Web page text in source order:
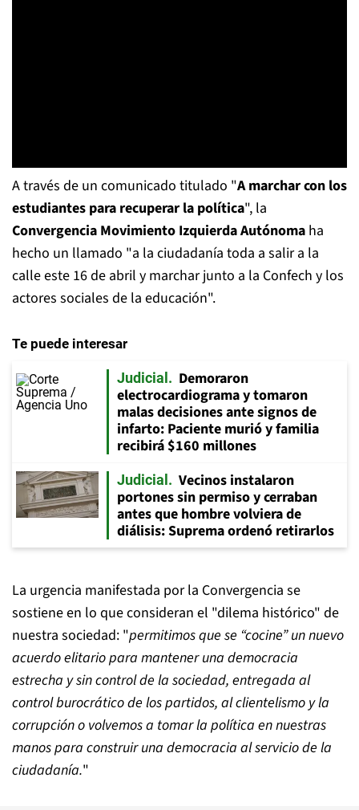
A través de un comunicado titulado "A marchar con los
estudiantes para recuperar la política", la
Convergencia Movimiento Izquierda Autónoma ha
hecho un llamado "a la ciudadanía toda a salir a la
calle este 16 de abril y marchar junto a la Confech y los
actores sociales de la educación".
Te puede interesar
Judicial
Demoraron
electrocardiograma y tomaron
malas decisiones ante signos de
infarto: Paciente murió y familia
recibirá $160 millones
Judicial
Vecinos instalaron
portones sin permiso y cerraban
antes que hombre volviera de
diálisis: Suprema ordenó retirarlos
La urgencia manifestada por la Convergencia se
sostiene en lo que consideran el "dilema histórico" de
nuestra sociedad: "permitimos que se “cocine” un nuevo
acuerdo elitario para mantener una democracia
estrecha y sin control de la sociedad, entregada al
control burocrático de los partidos, al clientelismo y la
corrupción o volvemos a tomar la política en nuestras
manos para construir una democracia al servicio de la
ciudadanía."